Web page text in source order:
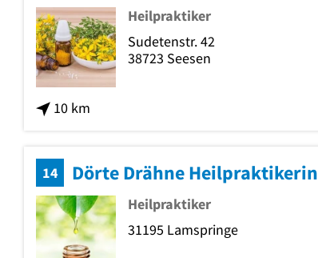
10 km
Heilpraktiker
Sudetenstr. 42
38723 Seesen
14 Dörte Drähne Heilpraktikerin
Heilpraktiker
31195 Lamspringe